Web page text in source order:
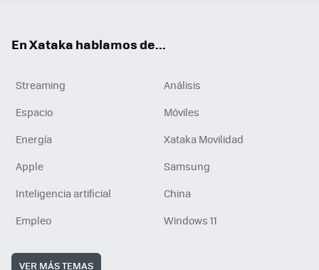
En Xataka hablamos de...
Streaming
Análisis
Espacio
Móviles
Energía
Xataka Movilidad
Apple
Samsung
Inteligencia artificial
China
Empleo
Windows 11
VER MÁS TEMAS